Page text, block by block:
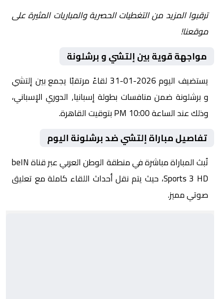
ترقبوا المزيد من التغطيات الحصرية والمباريات المثيرة على
موقعنا!
مواجهة قوية بين إلتشي و برشلونة
يستضيف اليوم 2026-01-31 لقاءً مرتقبًا يجمع بين إلتشي
و برشلونة ضمن منافسات بطولة إسبانيا, الدوري الإسباني،
وذلك عند الساعة 10:00 PM بتوقيت القاهرة.
تفاصيل مباراة إلتشي ضد برشلونة اليوم
تُبث المباراة مباشرة في منطقة الوطن العربي عبر قناة beIN
Sports 3 HD، حيث يتم نقل أحداث اللقاء كاملة مع تعليق
صوتي مميز.